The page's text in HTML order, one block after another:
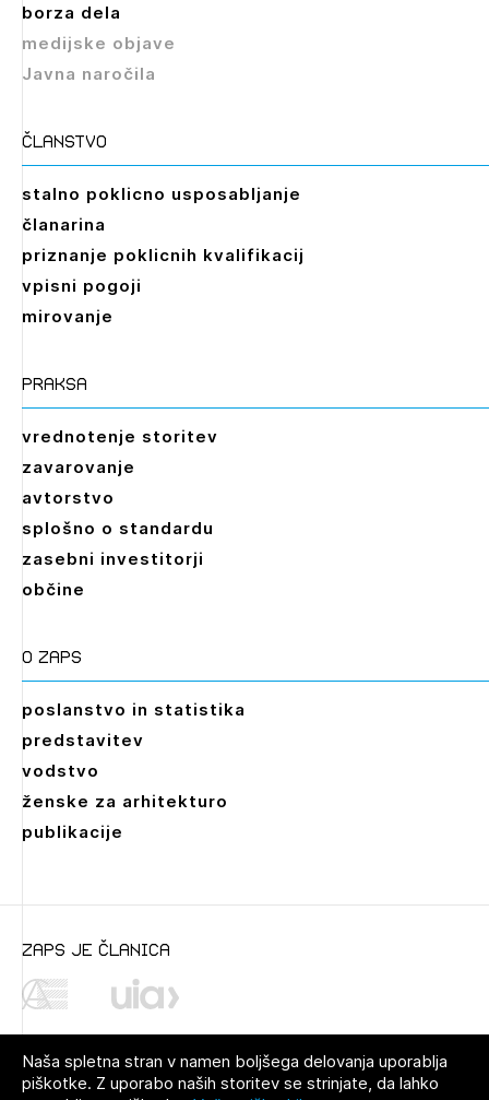
A_B_natecajni_pogoji
borza dela
medijske objave
Javna naročila
članstvo
stalno poklicno usposabljanje
članarina
priznanje poklicnih kvalifikacij
vpisni pogoji
mirovanje
praksa
vrednotenje storitev
zavarovanje
avtorstvo
splošno o standardu
zasebni investitorji
občine
O zaps
poslanstvo in statistika
predstavitev
vodstvo
ženske za arhitekturo
publikacije
zaps je članica
Naša spletna stran v namen boljšega delovanja uporablja
piškotke. Z uporabo naših storitev se strinjate, da lahko